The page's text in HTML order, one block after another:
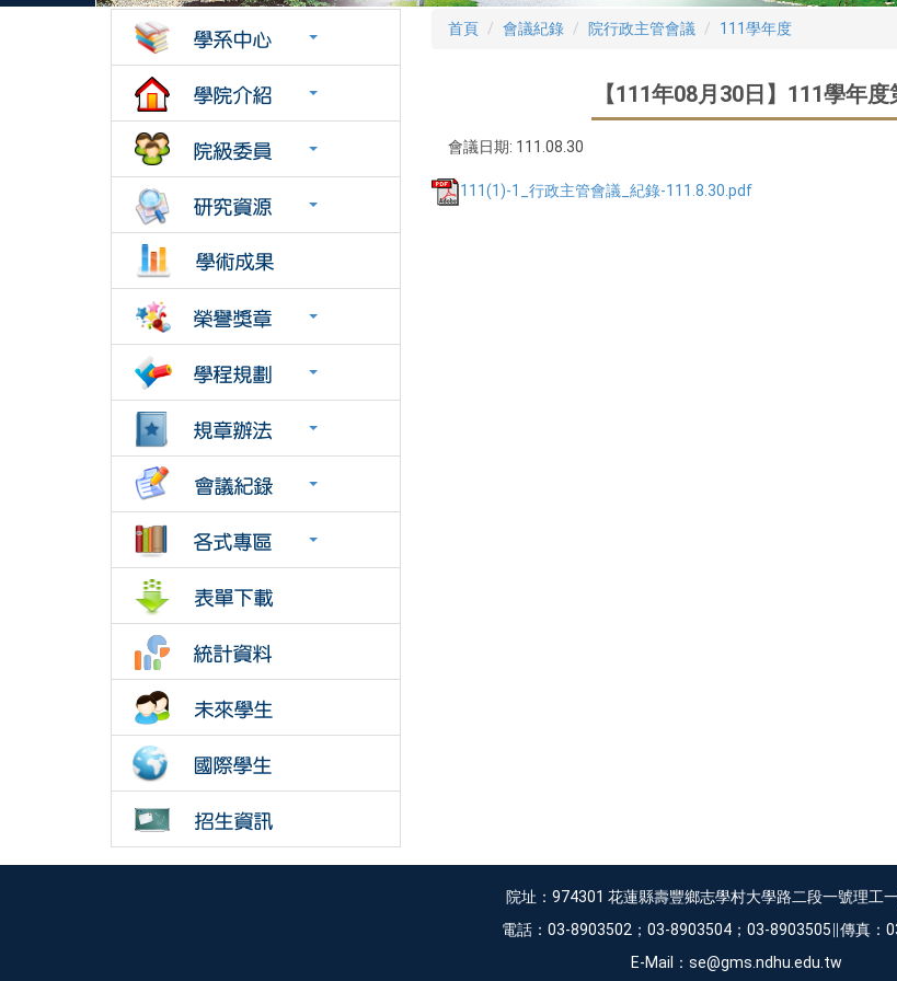
首頁 會議紀錄 院行政主管會議 111學年度
【111年08月30日】111學年
會議日期: 111.08.30
111(1)-1_行政主管會議_紀錄-111.8.30.pdf
院址：974301 花蓮縣壽豐鄉志學村大學路二段一號理工
電話：03-8903502；03-8903504；03-8903505∥傳真：
E-Mail：se@gms.ndhu.edu.tw